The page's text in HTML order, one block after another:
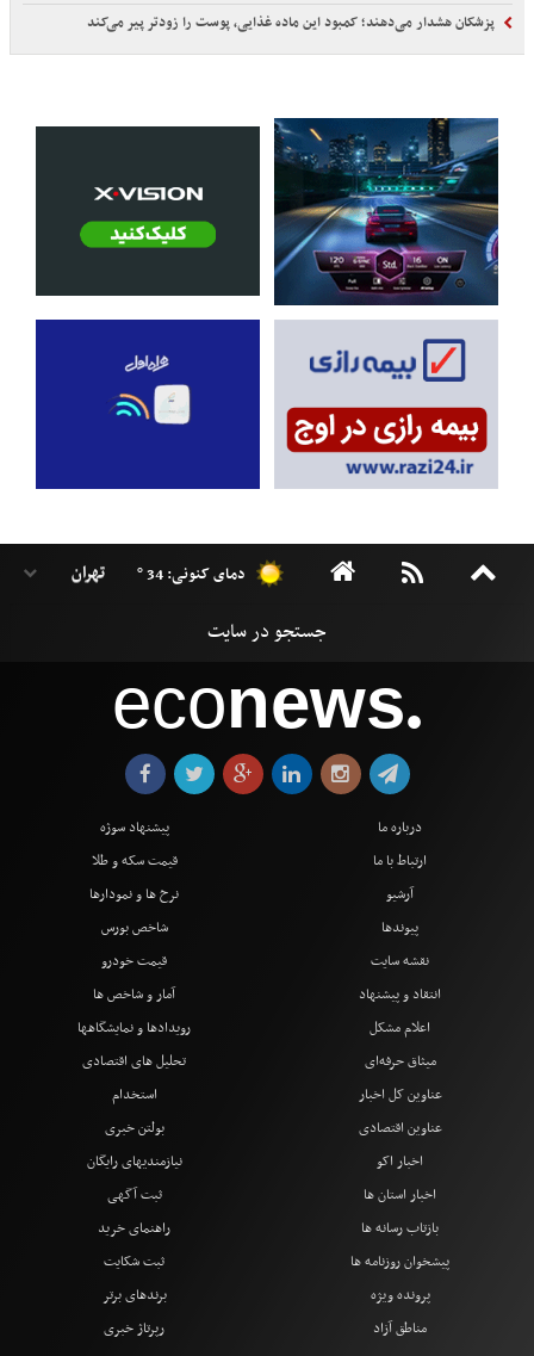
پزشکان هشدار می‌دهند؛ کمبود این ماده غذایی، پوست را زودتر پیر می‌کند
دمای کنونی: 34 °
econews●
درباره ما
ارتباط با ما
آرشیو
پیوندها
نقشه سایت
انتقاد و پیشنهاد
اعلام مشکل
میثاق حرفه‌ای
پیشنهاد سوژه
قیمت سکه و طلا
نرخ ها و نمودارها
شاخص بورس
قیمت خودرو
آمار و شاخص ها
رویدادها و نمایشگاهها
تحلیل های اقتصادی
عناوین کل اخبار
عناوین اقتصادی
اخبار اکو
اخبار استان ها
بازتاب رسانه ها
پیشخوان روزنامه ها
پرونده ویژه
مناطق آزاد
استخدام
بولتن خبری
نیازمندیهای رایگان
ثبت آگهی
راهنمای خرید
ثبت شکایت
برندهای برتر
رپرتاژ خبری